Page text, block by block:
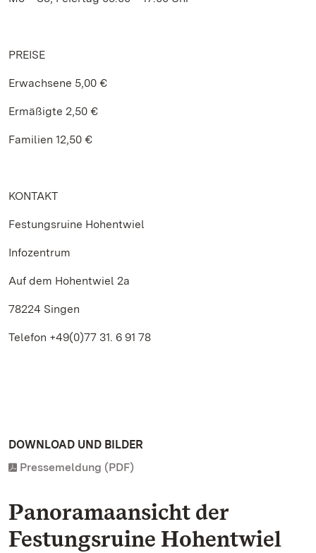
PREISE
Erwachsene 5,00 €
Ermäßigte 2,50 €
Familien 12,50 €
KONTAKT
Festungsruine Hohentwiel
Infozentrum
Auf dem Hohentwiel 2a
78224 Singen
Telefon +49(0)77 31. 6 91 78
DOWNLOAD UND BILDER
Pressemeldung (PDF)
Panoramaansicht der
Festungsruine Hohentwiel